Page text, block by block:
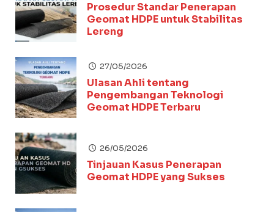
Prosedur Standar Penerapan
Geomat HDPE untuk Stabilitas
Lereng
27/05/2026
Ulasan Ahli tentang
Pengembangan Teknologi
Geomat HDPE Terbaru
26/05/2026
Tinjauan Kasus Penerapan
Geomat HDPE yang Sukses